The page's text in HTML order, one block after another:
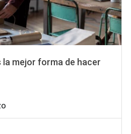
la mejor forma de hacer